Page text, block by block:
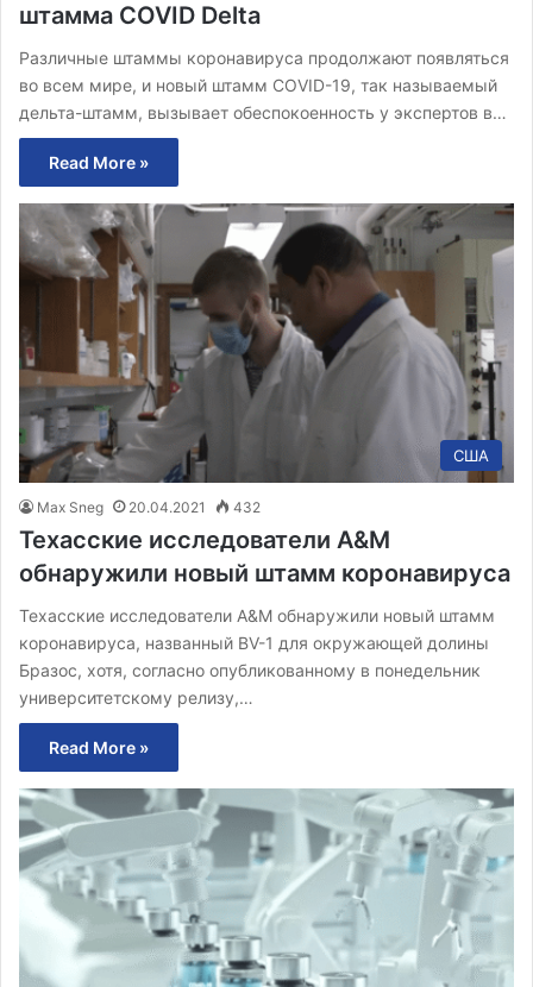
штамма COVID Delta
Различные штаммы коронавируса продолжают появляться
во всем мире, и новый штамм COVID-19, так называемый
дельта-штамм, вызывает обеспокоенность у экспертов в…
Read More »
США
Max Sneg 20.04.2021 432
Техасские исследователи A&M
обнаружили новый штамм коронавируса
Техасские исследователи A&M обнаружили новый штамм
коронавируса, названный BV-1 для окружающей долины
Бразос, хотя, согласно опубликованному в понедельник
университетскому релизу,…
Read More »